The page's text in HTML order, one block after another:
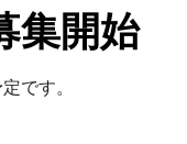
集開始
です。